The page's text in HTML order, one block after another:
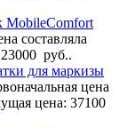
MobileComfort
составляла
руб..
для маркизы
цена
цена: 37100